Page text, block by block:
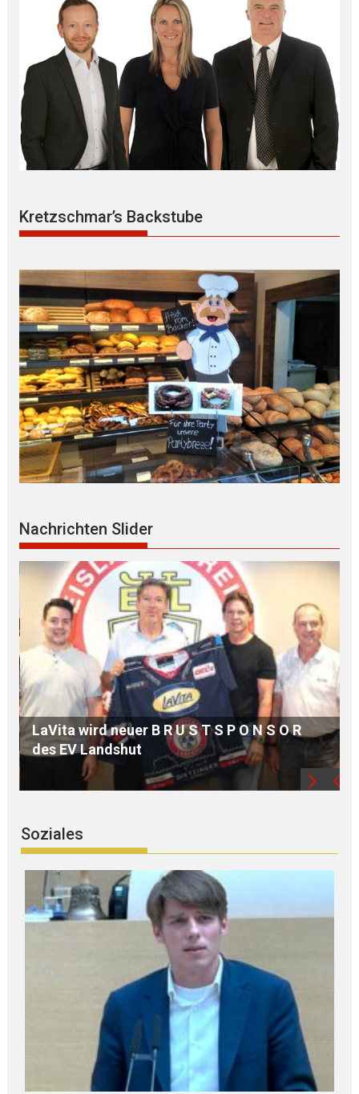
Kretzschmar’s Backstube
Nachrichten Slider
MdB Oßner: E L E K T R I F I Z I E R U N G der
Bahnstrecke MÜHLDORF-LANDSHUT stärkt
die Region
Soziales